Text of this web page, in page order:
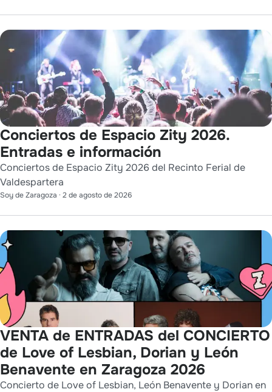
Conciertos de Espacio Zity 2026.
Entradas e información
Conciertos de Espacio Zity 2026 del Recinto Ferial de
Valdespartera
Soy de Zaragoza · 2 de agosto de 2026
VENTA de ENTRADAS del CONCIERTO
de Love of Lesbian, Dorian y León
Benavente en Zaragoza 2026
Concierto de Love of Lesbian, León Benavente y Dorian en